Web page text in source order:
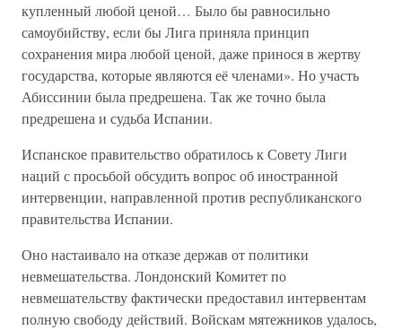
купленный любой ценой… Было бы равносильно
самоубийству, если бы Лига приняла принцип
сохранения мира любой ценой, даже принося в жертву
государства, которые являются её членами». Но участь
Абиссинии была предрешена. Так же точно была
предрешена и судьба Испании.
Испанское правительство обратилось к Совету Лиги
наций с просьбой обсудить вопрос об иностранной
интервенции, направленной против республиканского
правительства Испании.
Оно настаивало на отказе держав от политики
невмешательства. Лондонский Комитет по
невмешательству фактически предоставил интервентам
полную свободу действий. Войскам мятежников удалось,